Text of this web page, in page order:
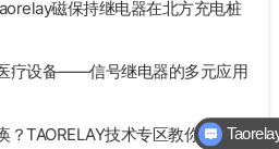
磁保持继电器在北方充电桩
疗设备——信号继电器的多元应用
？TAORELAY技术专区教你如何避